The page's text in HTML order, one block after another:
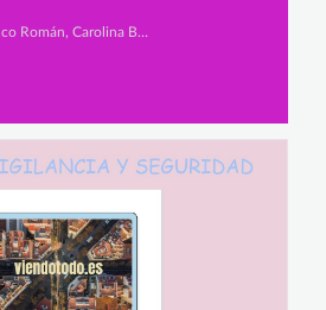
Secundaria, Paula Barranco Román, Carolina Bartolomé Ramírez y Concepción Cardenal Gambin